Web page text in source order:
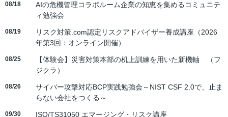
08/18
AIの危機管理コラボルーム企業の知恵を集めるコミュニテ
ィ勉強会
08/19
リスク対策.com認定リスクアドバイザー養成講座（2026
年第3回：オンライン開催）
08/25
【体験会】災害対策本部の机上訓練を用いた新機軸 （フ
ジクラ）
08/26
サイバー攻撃対応BCP実践勉強会～NIST CSF 2.0で、止ま
らない会社をつくる～
09/30 ISO/TS31050 エマージング・リスク講座